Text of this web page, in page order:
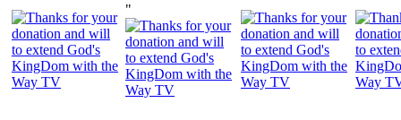
"